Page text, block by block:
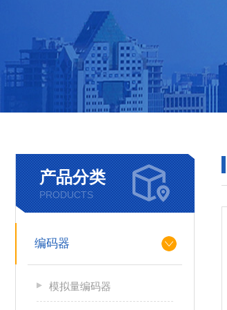
产品分类
PRODUCTS
编码器
模拟量编码器